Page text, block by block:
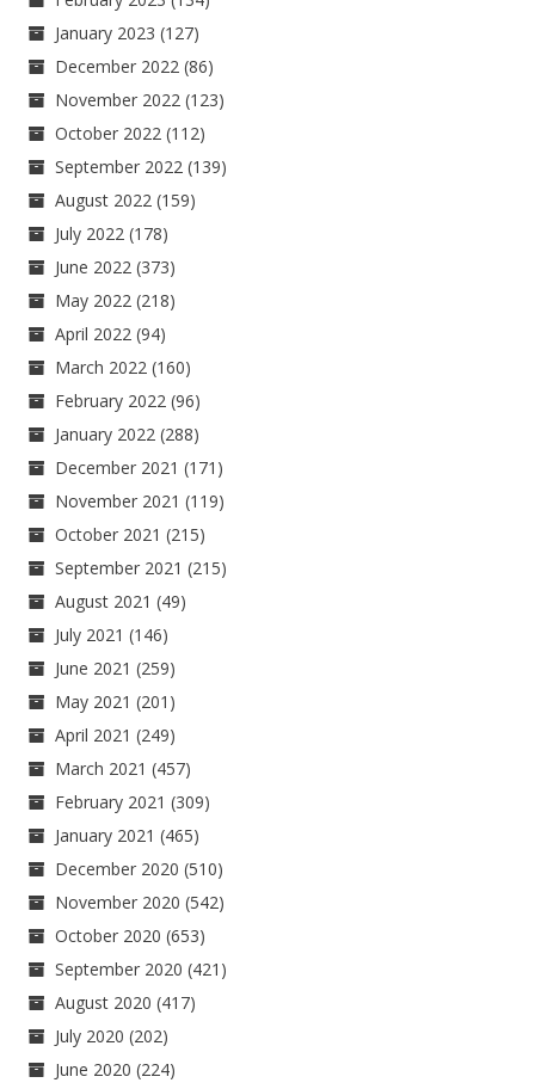
January 2023 (127)
December 2022 (86)
November 2022 (123)
October 2022 (112)
September 2022 (139)
August 2022 (159)
July 2022 (178)
June 2022 (373)
May 2022 (218)
April 2022 (94)
March 2022 (160)
February 2022 (96)
January 2022 (288)
December 2021 (171)
November 2021 (119)
October 2021 (215)
September 2021 (215)
August 2021 (49)
July 2021 (146)
June 2021 (259)
May 2021 (201)
April 2021 (249)
March 2021 (457)
February 2021 (309)
January 2021 (465)
December 2020 (510)
November 2020 (542)
October 2020 (653)
September 2020 (421)
August 2020 (417)
July 2020 (202)
June 2020 (224)